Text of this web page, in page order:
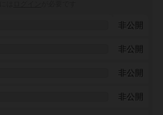
非公開
非公開
非公開
非公開